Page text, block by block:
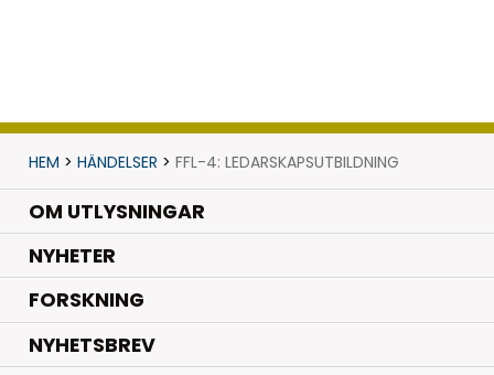
HEM > HÄNDELSER > FFL-4: LEDARSKAPSUTBILDNING
OM UTLYSNINGAR
NYHETER.
FORSKNING.
NYHETSBREV